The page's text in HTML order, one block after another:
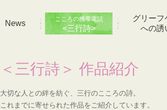
News こころの携帯電話
<三行詩>
グリーフ
への誘
＜三行詩＞ 作品紹介
大切な人との絆を紡ぐ、三行のこころの詩。
これまでに寄せられた作品をご紹介しています。